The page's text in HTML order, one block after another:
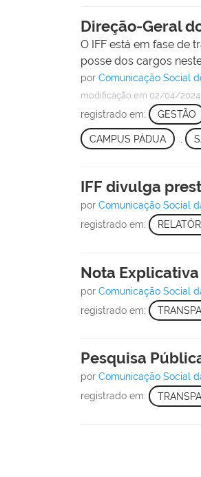
Direção-Geral
O IFF está em fase de
posse dos cargos
porComunicação Social
modificação em 02/04/2024
registrado em: GESTÃO
CAMPUS PÁDUA
IFF divulga
porComunicação Social
registrado em:
Nota
porComunicação Social
registrado em:
Pesquisa
porComunicação Social
registrado em: